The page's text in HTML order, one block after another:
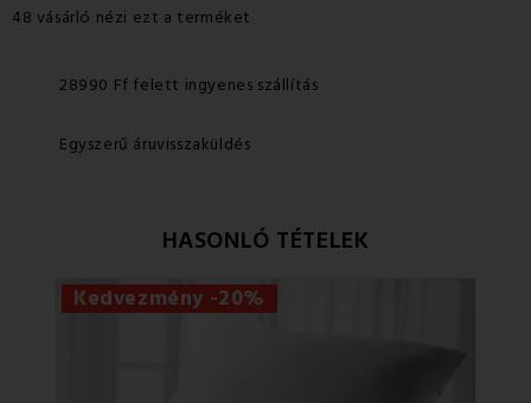
48 vásárló nézi ezt a terméket
28990 Ff felett ingyenes szállítás
Egyszerű áruvisszaküldés
HASONLÓ TÉTELEK
Kedvezmény -20%